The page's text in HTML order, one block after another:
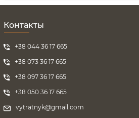
Контакты
+38 044 36 17 665
+38 073 36 17 665
+38 097 36 17 665
+38 050 36 17 665
vytratnyk@gmail.com